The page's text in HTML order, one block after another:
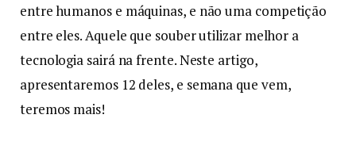
entre humanos e máquinas, e não uma competição
entre eles. Aquele que souber utilizar melhor a
tecnologia sairá na frente. Neste artigo,
apresentaremos 12 deles, e semana que vem,
teremos mais!